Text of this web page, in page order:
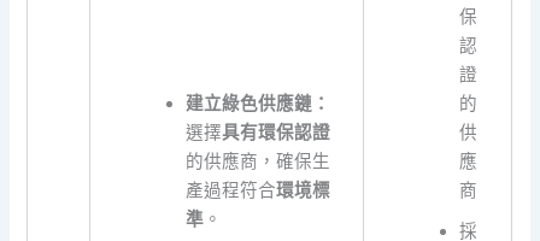
建立綠色供應鏈：
選擇具有環保認證
的供應商，確保生
產過程符合環境標
準。
保
認
證
的
供
應
商
採